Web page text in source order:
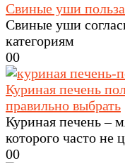
Свиные уши
Свиные уши
категориям
00
Куриная печень
правильно выбрать
Куриная печень –
которого часто не
00